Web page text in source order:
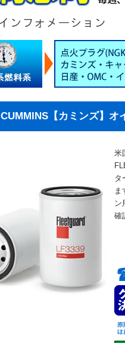
CUMMINS【カミンズ】オ
米
タ
ま
ン
確